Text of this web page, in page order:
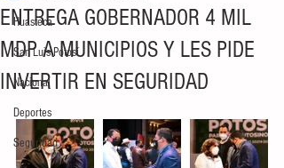
Huasteca
San Luis Potosí
Nacional
Deportes
Seguridad
ENTREGA GOBERNADOR 4 MIL
MDP A MUNICIPIOS Y LES PIDE
INVERTIR EN SEGURIDAD